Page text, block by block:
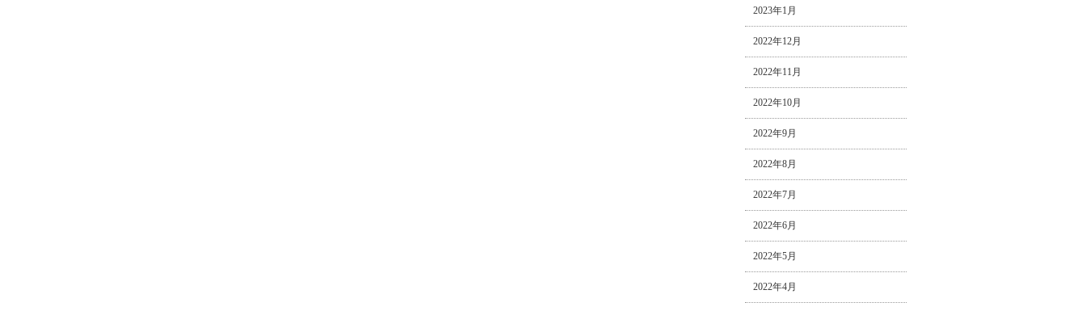
2023年1月
2022年12月
2022年11月
2022年10月
2022年9月
2022年8月
2022年7月
2022年6月
2022年5月
2022年4月